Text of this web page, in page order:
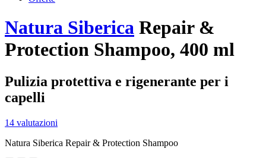
Natura Siberica Repair &
Protection Shampoo, 400 ml
Pulizia protettiva e rigenerante per i
capelli
14 valutazioni
Natura Siberica Repair & Protection Shampoo